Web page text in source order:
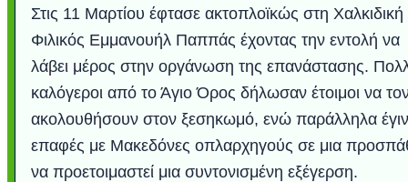
Στις 11 Μαρτίου έφτασε ακτοπλοϊκώς στη Χαλκιδική
Φιλικός Εμμανουήλ Παππάς έχοντας την εντολή να
λάβει μέρος στην οργάνωση της επανάστασης.
καλόγεροι από το Άγιο Όρος δήλωσαν έτοιμοι να
ακολουθήσουν στον ξεσηκωμό, ενώ παράλληλα
επαφές με Μακεδόνες οπλαρχηγούς σε μια
να προετοιμαστεί μια συντονισμένη εξέγερση.